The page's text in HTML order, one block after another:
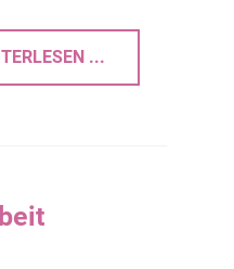
...